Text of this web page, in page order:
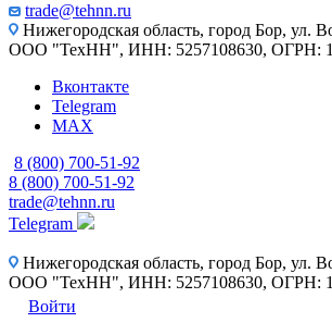
trade@tehnn.ru
Нижегородская область, город Бор, ул.
ООО "ТехНН", ИНН: 5257108630, ОГРН:
Вконтакте
Telegram
MAX
8 (800) 700-51-92
8 (800) 700-51-92
trade@tehnn.ru
Telegram
Нижегородская область, город Бор, ул.
ООО "ТехНН", ИНН: 5257108630, ОГРН:
Войти